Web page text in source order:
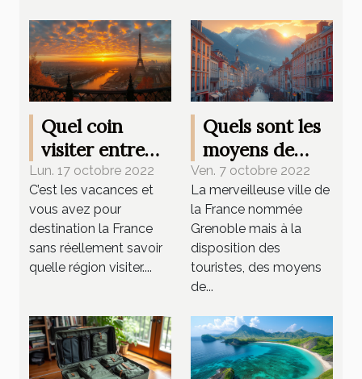
Quel coin
visiter entre
copains en
France ?
Lun. 17 octobre 2022
C’est les vacances et
vous avez pour
destination la France
sans réellement savoir
quelle région visiter....
Quels sont les
moyens de
déplacement à
Grenoble ?
Ven. 7 octobre 2022
La merveilleuse ville de
la France nommée
Grenoble mais à la
disposition des
touristes, des moyens
de...